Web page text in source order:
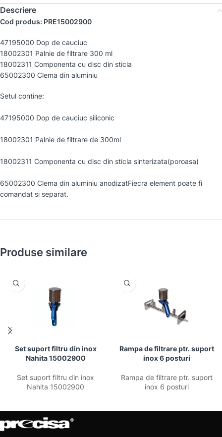
Descriere
Cod produs: PRE15002900
47195000 Dop de cauciuc
18002301 Palnie de filtrare 300 ml
18002311 Componenta cu disc din sticla
65002300 Clema din aluminiu
Setul contine:
47195000 Dop de cauciuc siliconic
18002301 Palnie de filtrare de 300ml
18002311 Componenta cu disc din sticla sinterizata(poroasa)
65002300 Clema din aluminiu anodizatFiecra element poate fi
comandat si separat.
Produse similare
Set suport filtru din inox
Nahita 15002900
Set suport filtru din inox
Nahita 15002900
Rampa de filtrare ptr. suport
inox 6 posturi
Rampa de filtrare ptr. suport
inox 6 posturi